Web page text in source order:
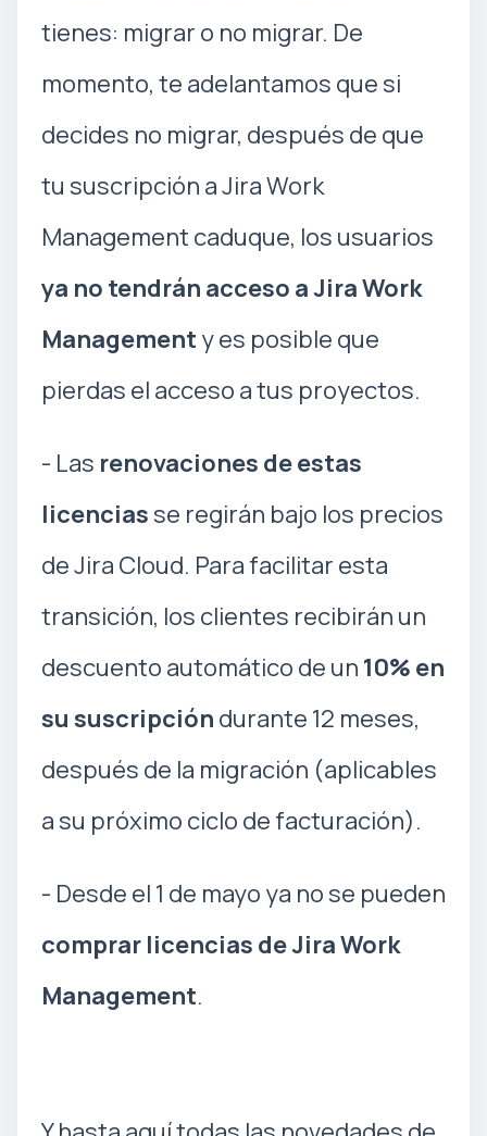
tienes: migrar o no migrar. De
momento, te adelantamos que si
decides no migrar, después de que
tu suscripción a Jira Work
Management caduque, los usuarios
ya no tendrán acceso a Jira Work
Management y es posible que
pierdas el acceso a tus proyectos.
- Las renovaciones de estas
licenciasse regirán bajo los precios
de Jira Cloud. Para facilitar esta
transición, los clientes recibirán un
descuento automático de un 10% en
su suscripción durante 12 meses,
después de la migración (aplicables
a su próximo ciclo de facturación).
- Desde el 1 de mayo ya no se pueden
comprar licencias de Jira Work
Management.